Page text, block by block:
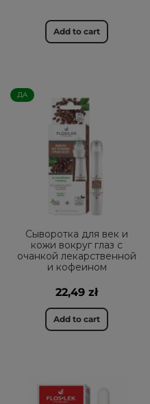
Add to cart
ДА
Сыворотка для век и
кожи вокруг глаз с
очанкой лекарственной
и кофеином
22,49 zł
Add to cart